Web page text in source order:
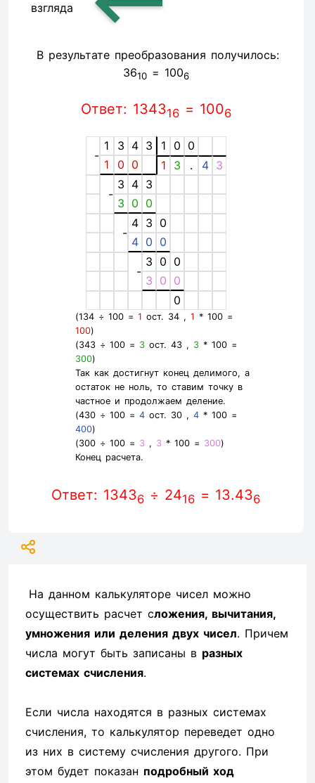
взгляда
В результате преобразования получилось:
3610= 1006
Ответ: 134316 = 1006
-
1 3 4 3 1 0 0
1
0 0 1 3 . 4 3
-
3 4 3
3 0 0
-
4 3 0
4 0 0
-
3 0 0
3 0 0
0
(134 ÷ 100 = 1 ост. 34 , 1 * 100 =
100)
(343 ÷ 100 = 3ост. 43 , 3* 100 =
300)
Так как достигнут конец делимого, а
остаток не ноль, то ставим точку в
частное и продолжаем деление.
(430 ÷ 100 = 4ост. 30 , 4* 100 =
400)
(300 ÷ 100 = 3, 3* 100 = 300)
Конец расчета.
Ответ: 13436 ÷ 2416 = 13.436
На данном калькуляторе чисел можно
осуществить расчет сложения, вычитания,
умножения или деления двух чисел. Причем
числа могут быть записаны в разных
системах счисления.
Если числа находятся в разных системах
счисления, то калькулятор переведет одно
из них в систему счисления другого. При
этом будет показан подробный ход